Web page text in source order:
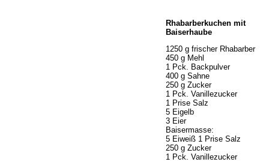
Rhabarberkuchen mit
Baiserhaube
1250 g frischer Rhabarber
450 g Mehl
1 Pck. Backpulver
400 g Sahne
250 g Zucker
1 Pck. Vanillezucker
1 Prise Salz
5 Eigelb
3 Eier
Baisermasse:
5 Eiweiß 1 Prise Salz
250 g Zucker
1 Pck. Vanillezucker